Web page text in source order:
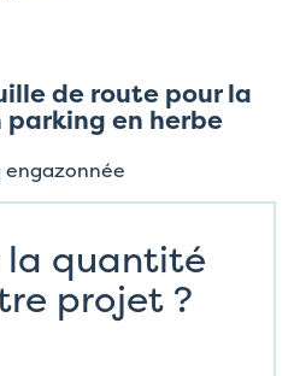
de route pour la
en herbe
la quantité
projet ?